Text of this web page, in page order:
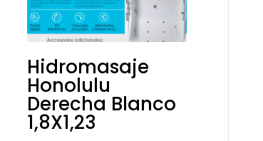
Hidromasaje
Honolulu
Derecha Blanco
1,8X1,23